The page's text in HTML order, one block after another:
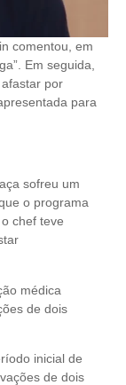
comentou, em
Em seguida,
por
para
sofreu um
o programa
chef teve
médica
de dois
inicial de
de dois